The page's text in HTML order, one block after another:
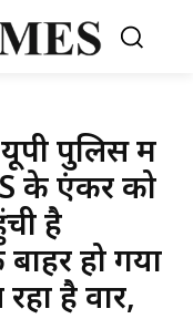
पुलिस में
के एंकर को
है
हो गया
है वार,